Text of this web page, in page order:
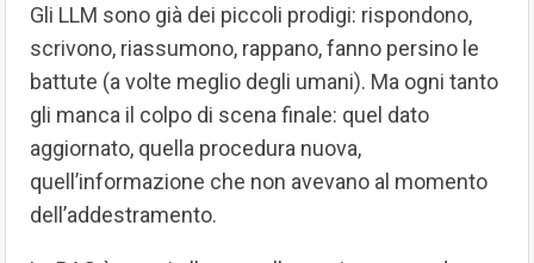
Gli LLM sono già dei piccoli prodigi: rispondono,
scrivono, riassumono, rappano, fanno persino le
battute (a volte meglio degli umani). Ma ogni tanto
gli manca il colpo di scena finale: quel dato
aggiornato, quella procedura nuova,
quell’informazione che non avevano al momento
dell’addestramento.